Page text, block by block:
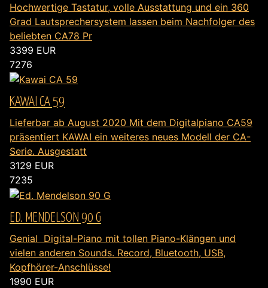
Hochwertige Tastatur, volle Ausstattung und ein 360
Grad Lautsprechersystem lassen beim Nachfolger des
beliebten CA78 Pr
3399 EUR
7276
KAWAI CA 59
Lieferbar ab August 2020 Mit dem Digitalpiano CA59
präsentiert KAWAI ein weiteres neues Modell der CA-
Serie. Ausgestatt
3129 EUR
7235
ED. MENDELSON 90 G
Genial Digital-Piano mit tollen Piano-Klängen und
vielen anderen Sounds. Record, Bluetooth, USB,
Kopfhörer-Anschlüsse!
1990 EUR